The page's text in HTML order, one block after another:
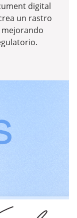
digital
un rastro
mejorando